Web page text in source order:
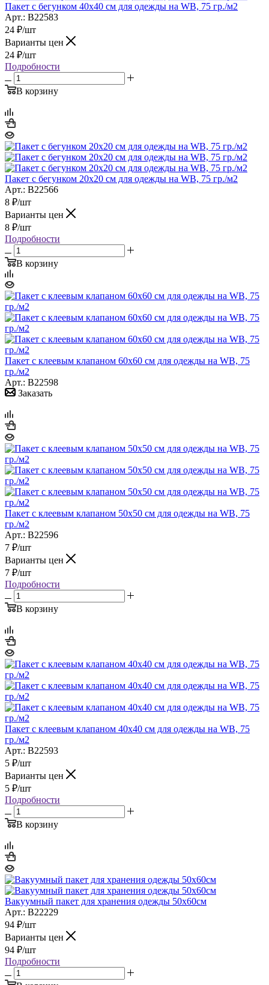
Пакет с бегунком 40х40 см для одежды на WB, 75 гр./м2
Арт.: B22583
24 ₽/шт
Варианты цен
24 ₽/шт
Подробности
В корзину
Пакет с бегунком 20х20 см для одежды на WB, 75 гр./м2
Арт.: B22566
8 ₽/шт
Варианты цен
8 ₽/шт
Подробности
В корзину
Пакет с клеевым клапаном 60х60 см для одежды на WB, 75
гр./м2
Арт.: B22598
Заказать
Пакет с клеевым клапаном 50х50 см для одежды на WB, 75
гр./м2
Арт.: B22596
7 ₽/шт
Варианты цен
7 ₽/шт
Подробности
В корзину
Пакет с клеевым клапаном 40х40 см для одежды на WB, 75
гр./м2
Арт.: B22593
5 ₽/шт
Варианты цен
5 ₽/шт
Подробности
В корзину
Вакуумный пакет для хранения одежды 50x60см
Арт.: B22229
94 ₽/шт
Варианты цен
94 ₽/шт
Подробности